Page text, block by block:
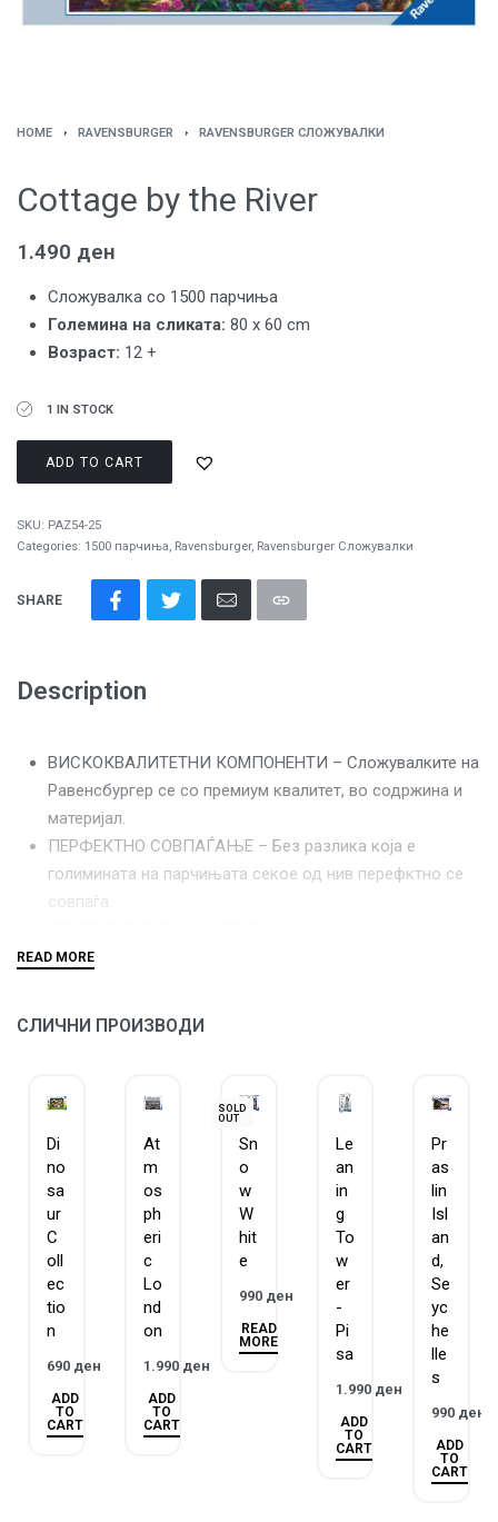
HOME › RAVENSBURGER › RAVENSBURGER СЛОЖУВАЛКИ
Cottage by the River
1.490 ден
Сложувалка со 1500 парчиња
Големина на сликата: 80 x 60 cm
Возраст: 12 +
1 IN STOCK
ADD TO CART
SKU: PAZ54-25
Categories: 1500 парчиња, Ravensburger, Ravensburger Сложувалки
SHARE
Description
ВИСКОКВАЛИТЕТНИ КОМПОНЕНТИ – Сложувалките на
Равенсбургер се со премиум квалитет, во содржина и
материјал.
ПЕРФЕКТНО СОВПАЃАЊЕ – Без разлика која е
голимината на парчињата секое од нив перефктно се
совпаѓа.
сложувалките се составени од парчиња со уникатна
традиција на изработка на сложувалки и игри повеќе
ГОБЛИН е официјален дистрибутер на Равенсбургер за
СЛИЧНИ ПРОИЗВОДИ
Di
no
sa
ur
C
oll
ec
tio
n
690 ден
ADD
TO
CART
At
m
os
ph
eri
c
Lo
nd
on
1.990 ден
ADD
TO
CART
SOLD
OUT
Sn
o
w
W
hit
e
990 ден
READ
MORE
Le
an
in
g
To
w
er
-
Pi
sa
1.990 ден
ADD
TO
CART
Pr
as
lin
Isl
an
d,
Se
yc
he
lle
s
990 ден
ADD
TO
CART